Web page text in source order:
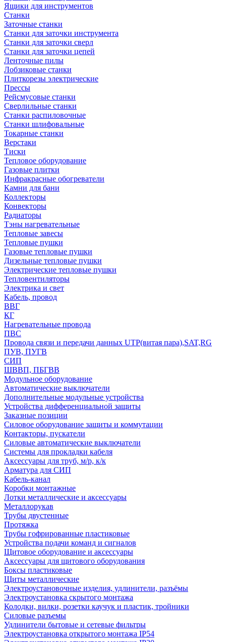
Ящики для инструментов
Станки
Заточные станки
Станки для заточки инструмента
Станки для заточки сверл
Станки для заточки цепей
Ленточные пилы
Лобзиковые станки
Плиткорезы электрические
Прессы
Рейсмусовые станки
Сверлильные станки
Станки распиловочные
Станки шлифовальные
Токарные станки
Верстаки
Тиски
Тепловое оборудование
Газовые плитки
Инфракрасные обогреватели
Камни для бани
Коллекторы
Конвекторы
Радиаторы
Тэны нагревательные
Тепловые завесы
Тепловые пушки
Газовые тепловые пушки
Дизельные тепловые пушки
Электрические тепловые пушки
Тепловентиляторы
Электрика и свет
Кабель, провод
ВВГ
КГ
Нагревательные провода
ПВС
Провода связи и передачи данных UTP(витая пара),SAT,RG
ПУВ, ПУГВ
СИП
ШВВП, ПБГВВ
Модульное оборудование
Автоматические выключатели
Дополнительные модульные устройства
Устройства дифференциальной защиты
Заказные позиции
Силовое оборудование защиты и коммутации
Контакторы, пускатели
Силовые автоматические выключатели
Системы для прокладки кабеля
Аксессуары для труб, м/р, к/к
Арматура для СИП
Кабель-канал
Коробки монтажные
Лотки металлические и аксессуары
Металлорукав
Трубы двустенные
Протяжка
Трубы гофрированные пластиковые
Устройства подачи команд и сигналов
Щитовое оборудование и аксессуары
Аксессуары для щитового оборудования
Боксы пластиковые
Щиты металлические
Электроустановочные изделия, удлинители, разъёмы
Электроустановка скрытого монтажа
Колодки, вилки, розетки каучук и пластик, тройники
Силовые разъемы
Удлинители бытовые и сетевые фильтры
Электроустановка открытого монтажа IP54